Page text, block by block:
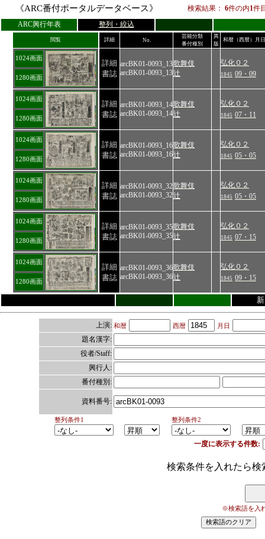
《ARC番付ポータルデータベース》 検索結果： 6件の内1件
ARC興行年表
整列・絞込
閲覧 詳細 No.
芸能分類
番付種別
異
版
和暦（西暦）月日
1024画面
1280画面
詳細
書誌
arcBK01-0093_13
arcBK01-0093_13
歌舞伎
辻
弘化０２
1845 09・09
1024画面
1280画面
詳細
書誌
arcBK01-0093_14
arcBK01-0093_14
歌舞伎
辻
弘化０２
1845 07・11
1024画面
1280画面
詳細
書誌
arcBK01-0093_16
arcBK01-0093_16
歌舞伎
辻
弘化０２
1845 05・05
1024画面
1280画面
詳細
書誌
arcBK01-0093_32
arcBK01-0093_32
歌舞伎
辻
弘化０２
1845 05・05
1024画面
1280画面
詳細
書誌
arcBK01-0093_35
arcBK01-0093_35
歌舞伎
辻
弘化０２
1845 07・15
1024画面
1280画面
詳細
書誌
arcBK01-0093_36
arcBK01-0093_36
歌舞伎
辻
弘化０２
1845 09・15
上演: 和暦 西暦 月日
題名漢字:
役者/Staff:
興行人:
番付種別:
資料番号:
整列条件1 整列条件2
一度に表示する件数:
検索条件を入れたら
※検索語を入